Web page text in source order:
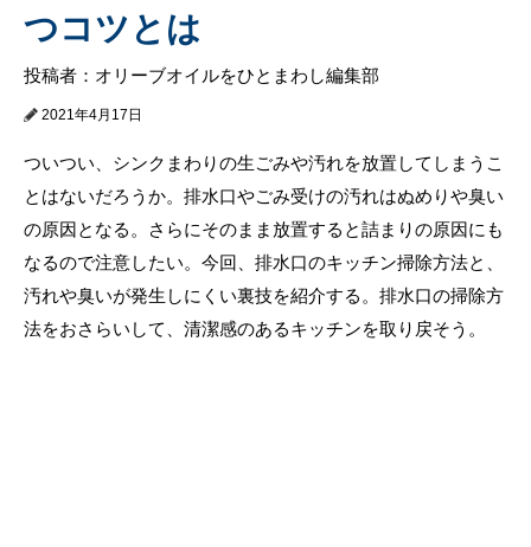
つコツとは
投稿者：オリーブオイルをひとまわし編集部
2021年4月17日
ついつい、シンクまわりの生ごみや汚れを放置してしまうこ
とはないだろうか。排水口やごみ受けの汚れはぬめりや臭い
の原因となる。さらにそのまま放置すると詰まりの原因にも
なるので注意したい。今回、排水口のキッチン掃除方法と、
汚れや臭いが発生しにくい裏技を紹介する。排水口の掃除方
法をおさらいして、清潔感のあるキッチンを取り戻そう。